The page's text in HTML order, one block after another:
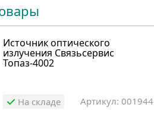
Источник оптического
излучения Связьсервис
Топаз-4002
На складе Артикул: 001944